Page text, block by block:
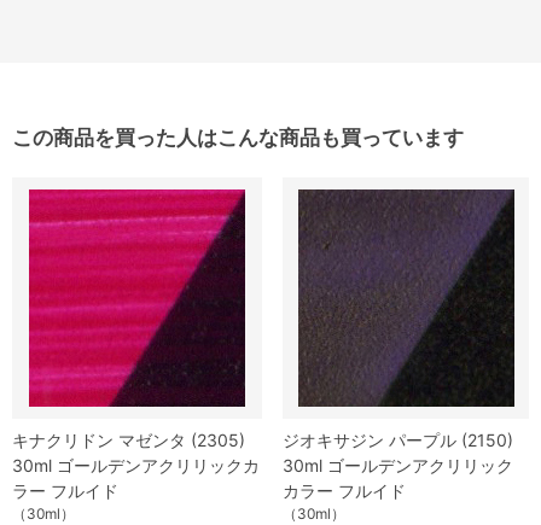
この商品を買った人はこんな商品も買っています
キナクリドン マゼンタ (2305)
30ml ゴールデンアクリリックカ
ラー フルイド
（30ml）
ジオキサジン パープル (2150)
30ml ゴールデンアクリリック
カラー フルイド
（30ml）